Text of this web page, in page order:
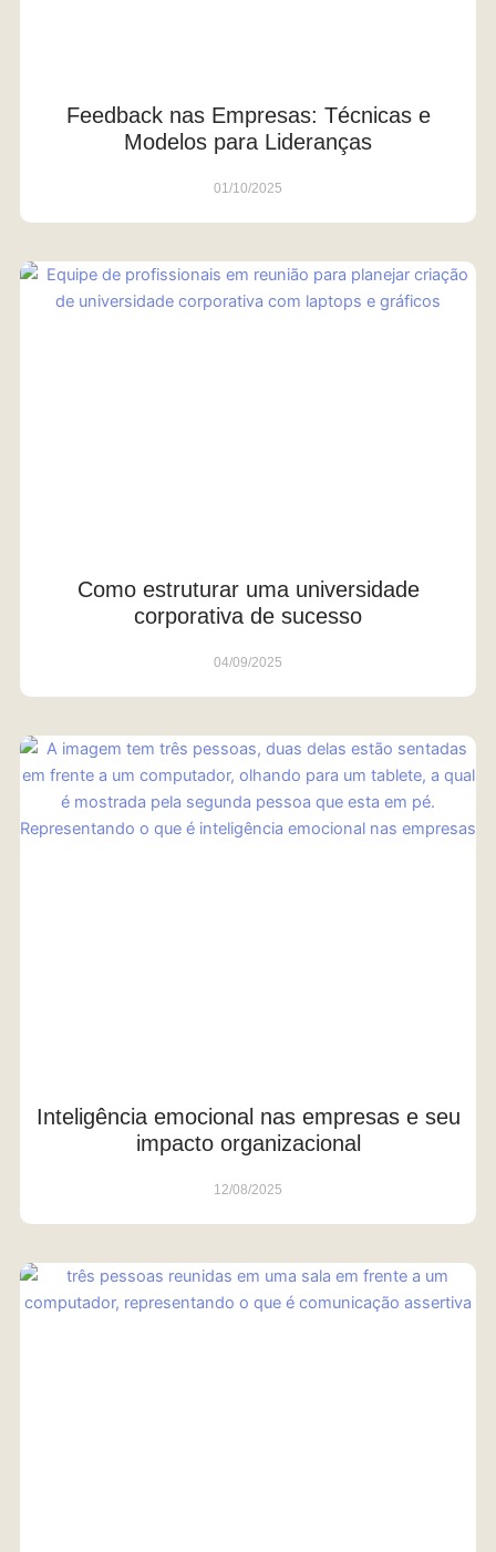
Feedback nas Empresas: Técnicas e
Modelos para Lideranças
01/10/2025
Como estruturar uma universidade
corporativa de sucesso
04/09/2025
Inteligência emocional nas empresas e seu
impacto organizacional
12/08/2025